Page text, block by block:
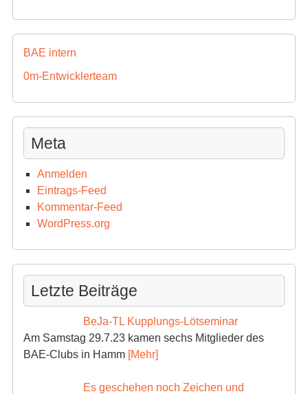
BAE intern
0m-Entwicklerteam
Meta
Anmelden
Eintrags-Feed
Kommentar-Feed
WordPress.org
Letzte Beiträge
BeJa-TL Kupplungs-Lötseminar
Am Samstag 29.7.23 kamen sechs Mitglieder des
BAE-Clubs in Hamm [Mehr]
Es geschehen noch Zeichen und